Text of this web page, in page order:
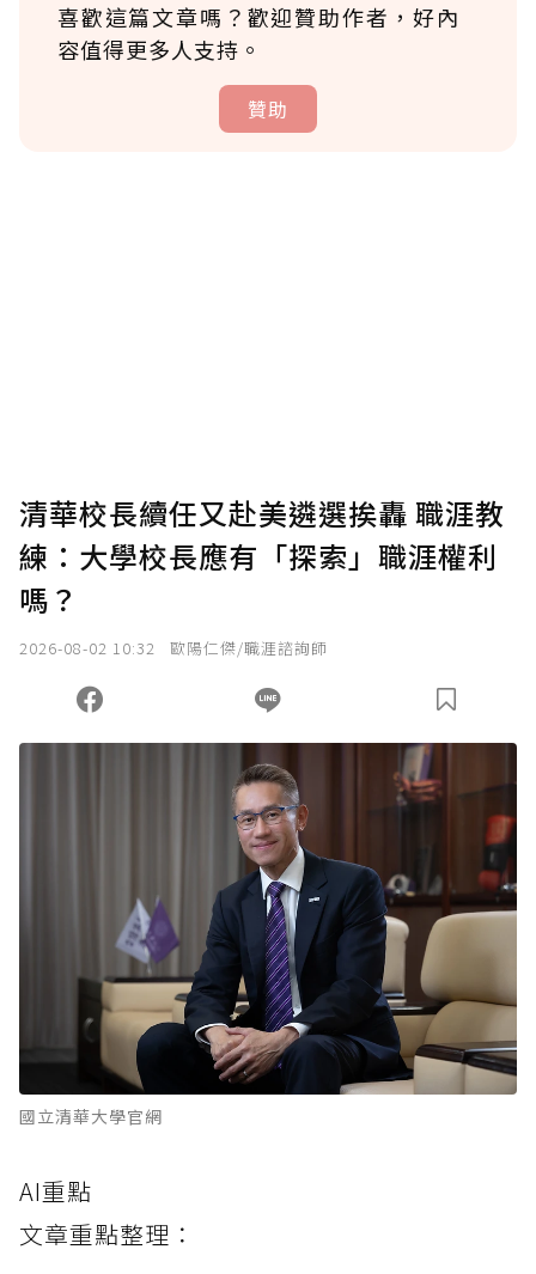
喜歡這篇文章嗎？歡迎贊助作者，好內
容值得更多人支持。
贊助
確認送出
您當前剩餘 U 利點數：0點；前往 購買點數
清華校長續任又赴美遴選挨轟 職涯教
練：大學校長應有「探索」職涯權利
嗎？
2026-08-02 10:32 歐陽仁傑/職涯諮詢師
國立清華大學官網
AI重點
文章重點整理：